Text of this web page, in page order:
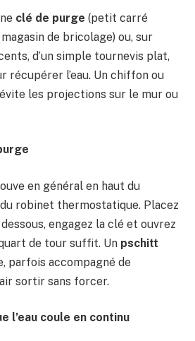
clé de purge (petit carré
de bricolage) ou, sur
d’un simple tournevis plat,
récupérer l’eau. Un chiffon ou
les projections sur le mur ou
en général en haut du
du robinet thermostatique. Placez
engagez la clé et ouvrez
de tour suffit. Un pschitt
parfois accompagné de
sortir sans forcer.
l’eau coule en continu